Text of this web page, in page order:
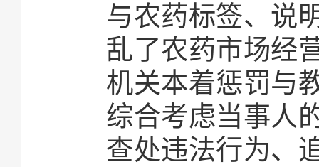
与农药标签、说
乱了农药市场经
机关本着惩罚与
综合考虑当事人
查处违法行为、